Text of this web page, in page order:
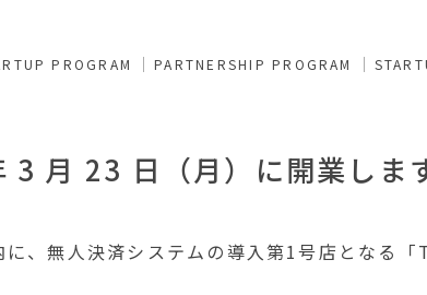
PROGRAM PARTNERSHIP PROGRAM
月 23 日（月）に開業します
、無人決済システムの導入第1号店となる